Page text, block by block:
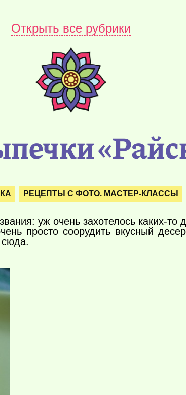
Открыть все рубрики
РЕЦЕПТЫ С ФОТО. МАСТЕР-КЛАССЫ
уж очень захотелось каких-то
просто соорудить вкусный
сюда.